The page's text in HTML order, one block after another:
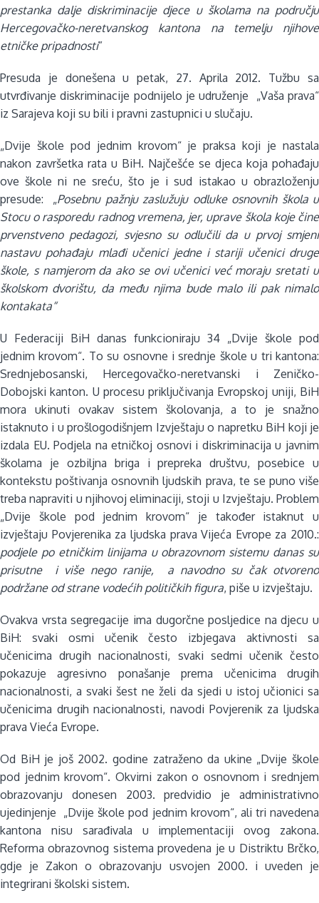
prestanka dalje diskriminacije djece u školama na području
Hercegovačko-neretvanskog kantona na temelju njihove
etničke pripadnosti”
Presuda je donešena u petak, 27. Aprila 2012. Tužbu sa
utvrđivanje diskriminacije podnijelo je udruženje „Vaša prava“
iz Sarajeva koji su bili i pravni zastupnici u slučaju.
„Dvije škole pod jednim krovom“ je praksa koji je nastala
nakon završetka rata u BiH. Najčešće se djeca koja pohađaju
ove škole ni ne sreću, što je i sud istakao u obrazloženju
presude: „Posebnu pažnju zaslužuju odluke osnovnih škola u
Stocu o rasporedu radnog vremena, jer, uprave škola koje čine
prvenstveno pedagozi, svjesno su odlučili da u prvoj smjeni
nastavu pohađaju mlađi učenici jedne i stariji učenici druge
škole, s namjerom da ako se ovi učenici već moraju sretati u
školskom dvorištu, da među njima bude malo ili pak nimalo
kontakata“
U Federaciji BiH danas funkcioniraju 34 „Dvije škole pod
jednim krovom“. To su osnovne i srednje škole u tri kantona:
Srednjebosanski, Hercegovačko-neretvanski i Zeničko-
Dobojski kanton. U procesu priključivanja Evropskoj uniji, BiH
mora ukinuti ovakav sistem školovanja, a to je snažno
istaknuto i u prošlogodišnjem Izvještaju o napretku BiH koji je
izdala EU. Podjela na etničkoj osnovi i diskriminacija u javnim
školama je ozbiljna briga i prepreka društvu, posebice u
kontekstu poštivanja osnovnih ljudskih prava, te se puno više
treba napraviti u njihovoj eliminaciji, stoji u Izvještaju. Problem
„Dvije škole pod jednim krovom“ je također istaknut u
izvještaju Povjerenika za ljudska prava Vijeća Evrope za 2010.:
podjele po etničkim linijama u obrazovnom sistemu danas su
prisutne i više nego ranije, a navodno su čak otvoreno
podržane od strane vodećih političkih figura, piše u izvještaju.
Ovakva vrsta segregacije ima dugorčne posljedice na djecu u
BiH: svaki osmi učenik često izbjegava aktivnosti sa
učenicima drugih nacionalnosti, svaki sedmi učenik često
pokazuje agresivno ponašanje prema učenicima drugih
nacionalnosti, a svaki šest ne želi da sjedi u istoj učionici sa
učenicima drugih nacionalnosti, navodi Povjerenik za ljudska
prava Vieća Evrope.
Od BiH je još 2002. godine zatraženo da ukine „Dvije škole
pod jednim krovom“. Okvirni zakon o osnovnom i srednjem
obrazovanju donesen 2003. predvidio je administrativno
ujedinjenje „Dvije škole pod jednim krovom“, ali tri navedena
kantona nisu sarađivala u implementaciji ovog zakona.
Reforma obrazovnog sistema provedena je u Distriktu Brčko,
gdje je Zakon o obrazovanju usvojen 2000. i uveden je
integrirani školski sistem.